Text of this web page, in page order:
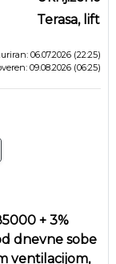
Terasa, lift
06.07.2026 (22:25)
09.08.2026 (06:25)
+ 3%
dnevne sobe
ventilacijom,